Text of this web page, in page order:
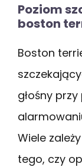
Poziom
boston
Boston
głośny
Wiele
tego, czy